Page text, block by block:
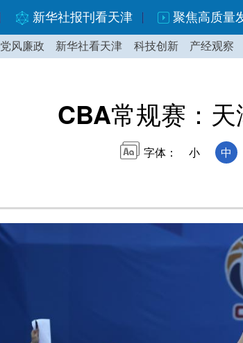
新华社报刊看天津 聚焦高质量
党风廉政 新华社看天津 科技创新 产经观察
CBA常规赛：
字体： 小 中